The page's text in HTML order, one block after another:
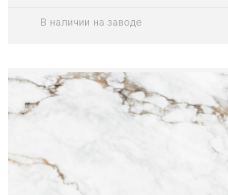
В наличии на заводе